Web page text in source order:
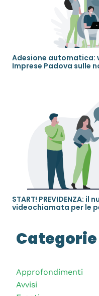
Adesione
Imprese Padova sulle
START! PREVIDENZA: il
videochiamata per le
Categorie
Approfondimenti
Avvisi